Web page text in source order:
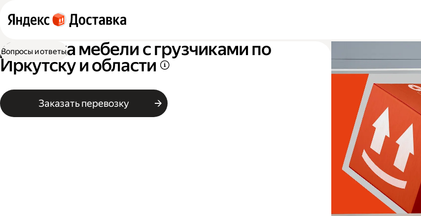
Доставка мебели с грузчиками по
Иркутску и области
Заказать перевозку
Вопросы и ответы